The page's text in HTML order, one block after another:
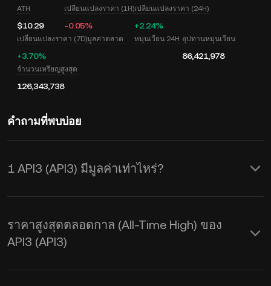
ATH
$10.29
เปลี่ยนแปลงราคา (1H)
-0.05%
เปลี่ยนแปลงราคา (24H)
+2.24%
เปลี่ยนแปลงราคา (7D)
+3.70%
มูลค่าตลาด หมุนเวียน 24H อุปทานหมุนเวียน
86,421,978
จำนวนเหรียญสูงสุด
126,343,738
คำถามที่พบบ่อย
1 API3 (API3) มีมูลค่าเท่าไหร่?
KuCoin มีการอัปเดตราคาในสกุล USD
แบบเรียลไทม์สำหรับ API3 (API3) ซึ่ง
ราคา API3 จะได้รับผลกระทบจากอุปสงค์
ราคาสูงสุดตลอดกาล (All-Time High) ของ
API3 (API3)